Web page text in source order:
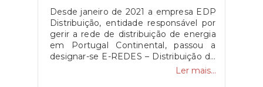
Desde janeiro de 2021 a empresa EDP
Distribuição, entidade responsável por
gerir a rede de distribuição de energia
em Portugal Continental, passou a
designar-se E-REDES – Distribuição de
Eletricidade e atualmente encontra-se
Ler mais...